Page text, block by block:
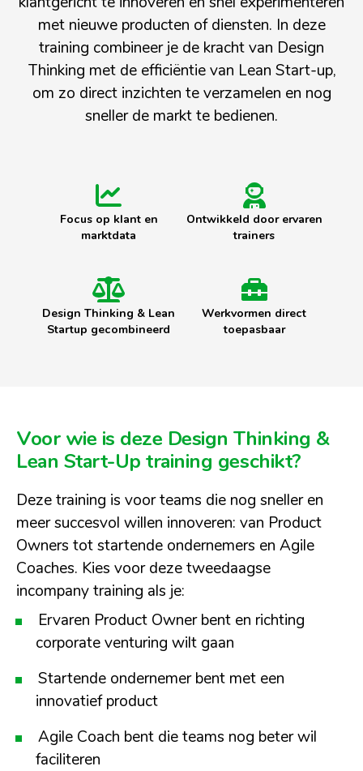
met nieuwe producten of diensten. In deze
training combineer je de kracht van Design
Thinking met de efficiëntie van Lean Start-up,
om zo direct inzichten te verzamelen en nog
sneller de markt te bedienen.
Focus op klant en
marktdata
Ontwikkeld door ervaren
trainers
Design Thinking & Lean
Startup gecombineerd
Werkvormen direct
toepasbaar
Voor wie is deze Design Thinking &
Lean Start-Up training geschikt?
Deze training is voor teams die nog sneller en
meer succesvol willen innoveren: van Product
Owners tot startende ondernemers en Agile
Coaches. Kies voor deze tweedaagse
incompany training als je:
Ervaren Product Owner bent en richting
corporate venturing wilt gaan
Startende ondernemer bent met een
innovatief product
Agile Coach bent die teams nog beter wil
faciliteren